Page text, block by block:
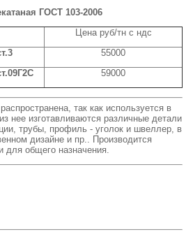
ГОСТ 103-2006
Цена руб/тн с ндс
55000
59000
так как используется в
нее изготавливаются различные детали
трубы, профиль - уголок и швеллер, в
дизайне и пр.. Производится
для общего назначения.